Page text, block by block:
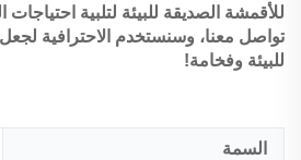
للأقمشة الصديقة للبيئة لتلبية
تواصل معنا، وسنستخدم الاحترافية
للبيئة وفخامة!
السمة